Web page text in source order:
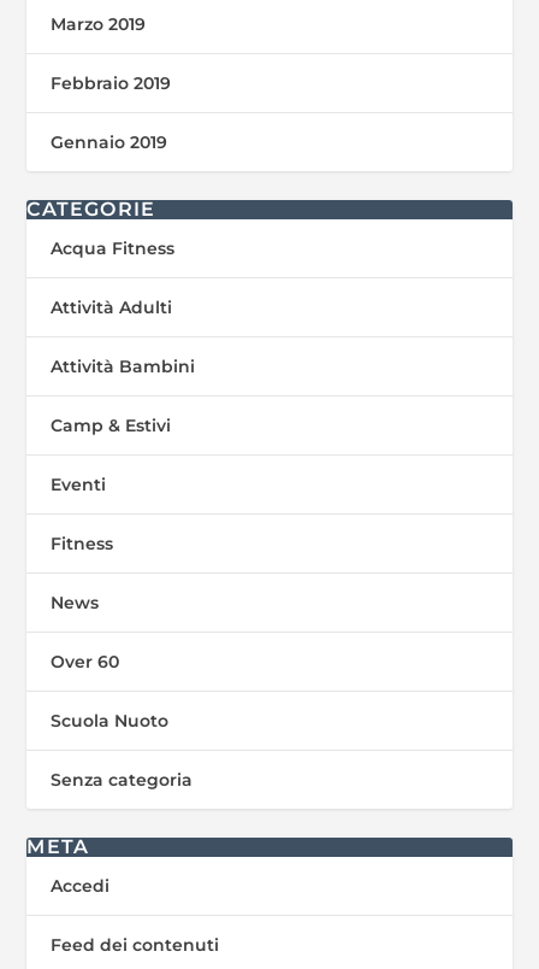
Marzo 2019
Febbraio 2019
Gennaio 2019
CATEGORIE
Acqua Fitness
Attività Adulti
Attività Bambini
Camp & Estivi
Eventi
Fitness
News
Over 60
Scuola Nuoto
Senza categoria
META
Accedi
Feed dei contenuti